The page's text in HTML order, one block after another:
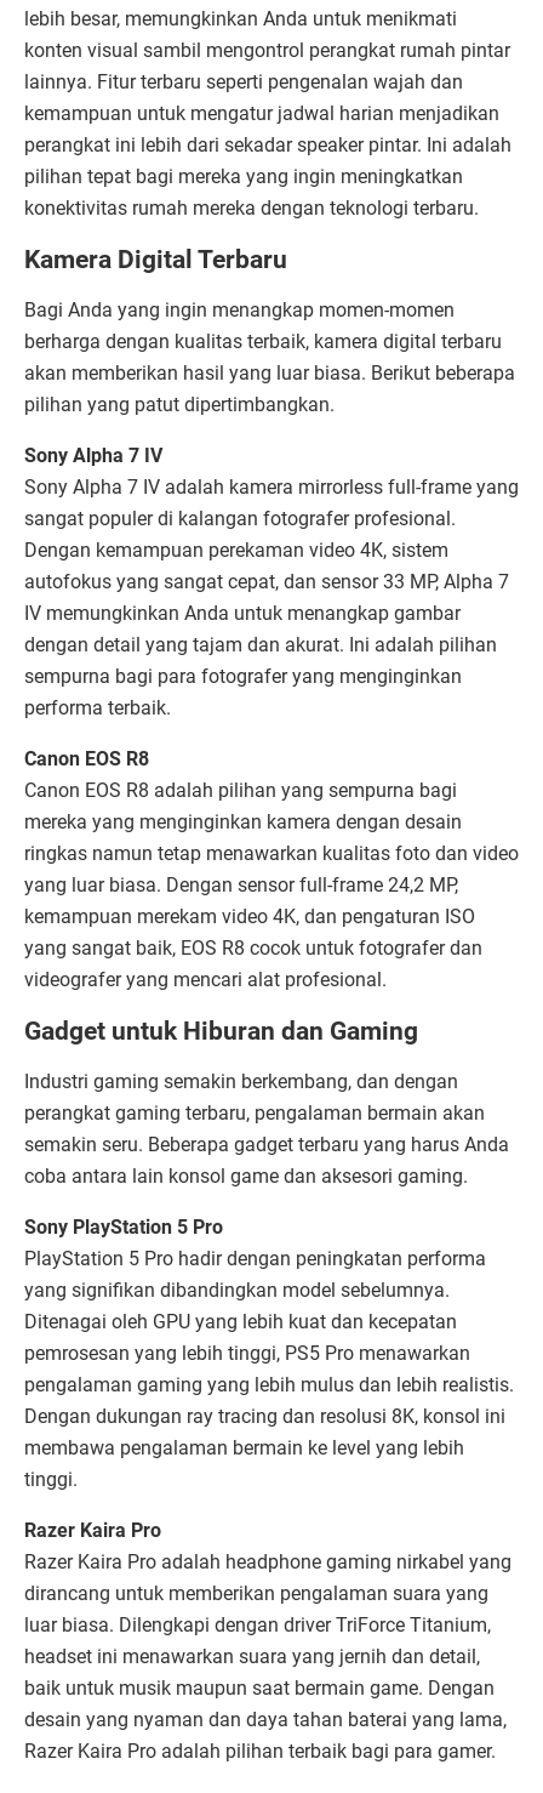
lebih besar, memungkinkan Anda untuk menikmati
konten visual sambil mengontrol perangkat rumah pintar
lainnya. Fitur terbaru seperti pengenalan wajah dan
kemampuan untuk mengatur jadwal harian menjadikan
perangkat ini lebih dari sekadar speaker pintar. Ini adalah
pilihan tepat bagi mereka yang ingin meningkatkan
konektivitas rumah mereka dengan teknologi terbaru.
Kamera Digital Terbaru
Bagi Anda yang ingin menangkap momen-momen
berharga dengan kualitas terbaik, kamera digital terbaru
akan memberikan hasil yang luar biasa. Berikut beberapa
pilihan yang patut dipertimbangkan.
Sony Alpha 7 IV
Sony Alpha 7 IV adalah kamera mirrorless full-frame yang
sangat populer di kalangan fotografer profesional.
Dengan kemampuan perekaman video 4K, sistem
autofokus yang sangat cepat, dan sensor 33 MP, Alpha 7
IV memungkinkan Anda untuk menangkap gambar
dengan detail yang tajam dan akurat. Ini adalah pilihan
sempurna bagi para fotografer yang menginginkan
performa terbaik.
Canon EOS R8
Canon EOS R8 adalah pilihan yang sempurna bagi
mereka yang menginginkan kamera dengan desain
ringkas namun tetap menawarkan kualitas foto dan video
yang luar biasa. Dengan sensor full-frame 24,2 MP,
kemampuan merekam video 4K, dan pengaturan ISO
yang sangat baik, EOS R8 cocok untuk fotografer dan
videografer yang mencari alat profesional.
Gadget untuk Hiburan dan Gaming
Industri gaming semakin berkembang, dan dengan
perangkat gaming terbaru, pengalaman bermain akan
semakin seru. Beberapa gadget terbaru yang harus Anda
coba antara lain konsol game dan aksesori gaming.
Sony PlayStation 5 Pro
PlayStation 5 Pro hadir dengan peningkatan performa
yang signifikan dibandingkan model sebelumnya.
Ditenagai oleh GPU yang lebih kuat dan kecepatan
pemrosesan yang lebih tinggi, PS5 Pro menawarkan
pengalaman gaming yang lebih mulus dan lebih realistis.
Dengan dukungan ray tracing dan resolusi 8K, konsol ini
membawa pengalaman bermain ke level yang lebih
tinggi.
Razer Kaira Pro
Razer Kaira Pro adalah headphone gaming nirkabel yang
dirancang untuk memberikan pengalaman suara yang
luar biasa. Dilengkapi dengan driver TriForce Titanium,
headset ini menawarkan suara yang jernih dan detail,
baik untuk musik maupun saat bermain game. Dengan
desain yang nyaman dan daya tahan baterai yang lama,
Razer Kaira Pro adalah pilihan terbaik bagi para gamer.